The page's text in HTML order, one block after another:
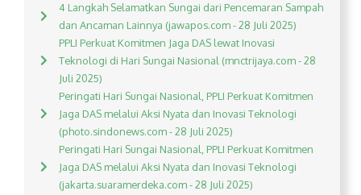
4 Langkah Selamatkan Sungai dari Pencemaran Sampah
dan Ancaman Lainnya (jawapos.com - 28 Juli 2025)
PPLI Perkuat Komitmen Jaga DAS lewat Inovasi
Teknologi di Hari Sungai Nasional (mnctrijaya.com - 28
Juli 2025)
Peringati Hari Sungai Nasional, PPLI Perkuat Komitmen
Jaga DAS melalui Aksi Nyata dan Inovasi Teknologi
(photo.sindonews.com - 28 Juli 2025)
Peringati Hari Sungai Nasional, PPLI Perkuat Komitmen
Jaga DAS melalui Aksi Nyata dan Inovasi Teknologi
(jakarta.suaramerdeka.com - 28 Juli 2025)